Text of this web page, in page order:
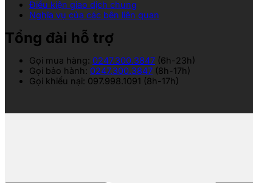
Điều kiện giao dịch chung
Nghĩa vụ của các bên liên quan
Tổng đài hỗ trợ
Gọi mua hàng: 0247.300.3847 (6h-23h)
Gọi bảo hành: 0247.300.3847 (8h-17h)
Gọi khiếu nại: 097.998.1091 (8h-17h)